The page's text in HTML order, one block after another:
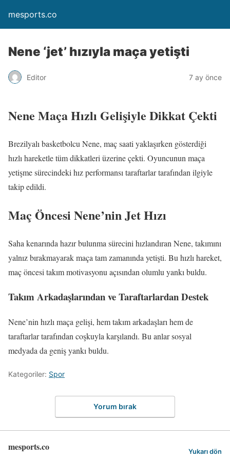
mesports.co
Nene ‘jet’ hızıyla maça yetişti
Editor 7 ay önce
Nene Maça Hızlı Gelişiyle Dikkat Çekti
Brezilyalı basketbolcu Nene, maç saati yaklaşırken gösterdiği
hızlı hareketle tüm dikkatleri üzerine çekti. Oyuncunun maça
yetişme sürecindeki hız performansı taraftarlar tarafından ilgiyle
takip edildi.
Maç Öncesi Nene’nin Jet Hızı
Saha kenarında hazır bulunma sürecini hızlandıran Nene, takımını
yalnız bırakmayarak maça tam zamanında yetişti. Bu hızlı hareket,
maç öncesi takım motivasyonu açısından olumlu yankı buldu.
Takım Arkadaşlarından ve Taraftarlardan Destek
Nene’nin hızlı maça gelişi, hem takım arkadaşları hem de
taraftarlar tarafından coşkuyla karşılandı. Bu anlar sosyal
medyada da geniş yankı buldu.
Kategoriler: Spor
Yorum bırak
mesports.co Yukarı dön